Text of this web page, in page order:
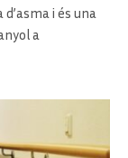
i és una
a